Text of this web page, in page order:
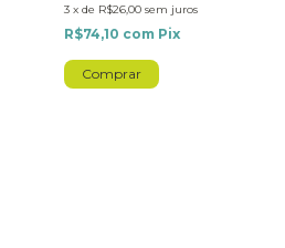
3 x de R$26,00 sem juros
R$74,10 com Pix